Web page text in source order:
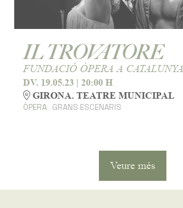
IL TROVATORE
FUNDACIÓ ÒPERA A CATALUNYA
DV. 19.05.23 | 20:00 H
GIRONA. TEATRE MUNICIPAL
ÒPERA GRANS ESCENARIS
Veure més